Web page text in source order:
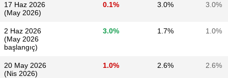
17 Haz 2026
(May 2026)
0.1% 3.0% 3.0%
2 Haz 2026
(May 2026
başlangıç)
3.0% 1.7% 1.0%
20 May 2026
(Nis 2026)
1.0% 2.6% 2.6%